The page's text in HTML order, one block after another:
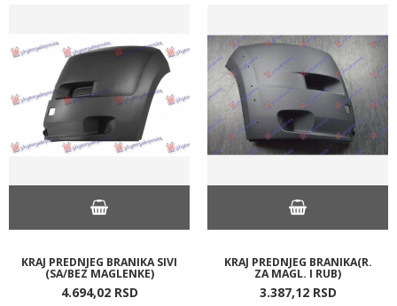
KRAJ PREDNJEG BRANIKA SIVI
(SA/BEZ MAGLENKE)
4.694,02 RSD
KRAJ PREDNJEG BRANIKA(R.
ZA MAGL. I RUB)
3.387,12 RSD